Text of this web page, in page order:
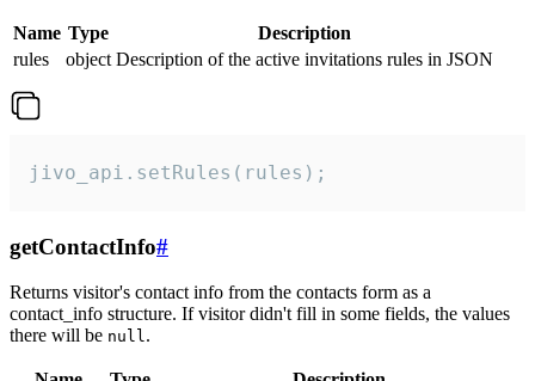
Name Type
Description
rules
object Description of the active invitations rules in JSON
jivo_api.setRules(rules);
getContactInfo#
Returns visitor's contact info from the contacts form as a
contact_info structure. If visitor didn't fill in some fields, the values
there will be null.